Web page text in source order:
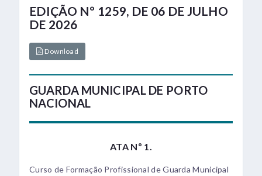
EDIÇÃO Nº 1259, DE 06 DE JULHO
DE 2026
Download
GUARDA MUNICIPAL DE PORTO
NACIONAL
ATA Nº 1.
Curso de Formação Profissional de Guarda Municipal